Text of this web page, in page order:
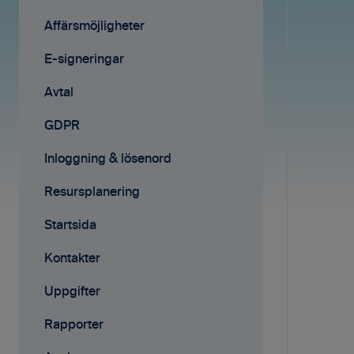
Avtal
Affärsmöjligheter
Rapporter
Samarbete
Mobilappen
Fakturering
Fakturering (ny)
Mobilappen
Affärsmöjligheter
E-signeringar
Kontakter
Tilläggstjänster
Rapporter
Startsida
Resursplanering
Affärsmöjligheter
E-signeringar
Avtal
GDPR
Inloggning & lösenord
Resursplanering
Startsida
Kontakter
Uppgifter
Rapporter